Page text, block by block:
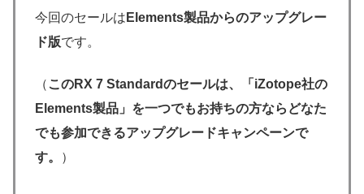
今回のセールは Elements製品からのアップグレー
ド版です。
（ このRX 7 Standardのセールは、「iZotope社の
Elements製品」を一つでもお持ちの方ならどなた
でも参加できるアップグレードキャンペーンで
す。
）